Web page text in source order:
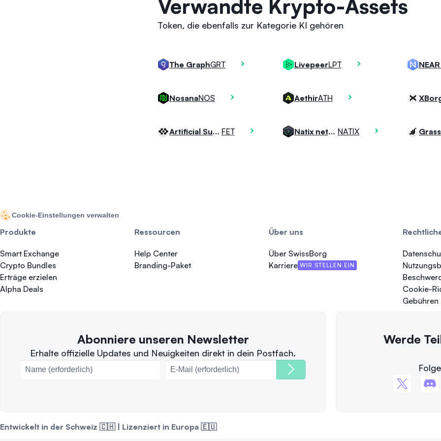
Verwandte Krypto-Assets
Token, die ebenfalls zur Kategorie KI gehören
The GraphGRT LivepeerLPT
NosanaNOS AethirATH
Artificial Superintelligence Alliance Markets FET Natix network NATIX Grass
Cookie-Einstellungen verwalten
Produkte
Smart Exchange
Crypto Bundles
Erträge erzielen
Alpha Deals
Ressourcen
Help Center
Branding-Paket
Über uns
Über SwissBorg
Karriere WIR STELLEN EIN
Cookie-
Gebühren
Abonniere unseren Newsletter
Erhalte offizielle Updates und Neuigkeiten direkt in dein Postfach.
Werde
Entwickelt in der Schweiz 🇨🇭 | Lizenziert in Europa 🇪🇺